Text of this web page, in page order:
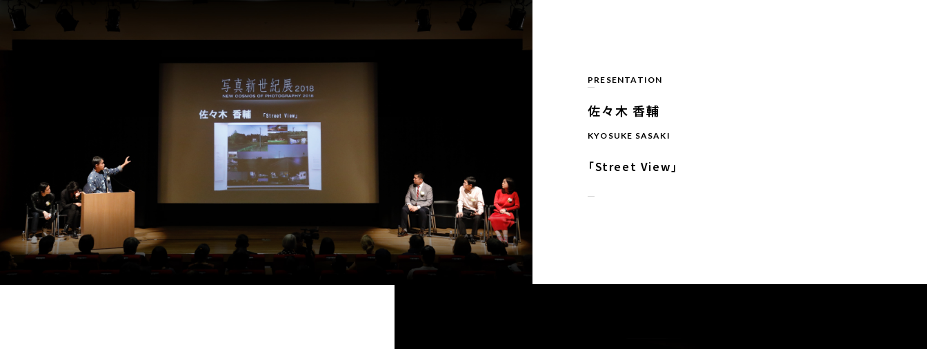
PRESENTATION
佐々木 香輔
KYOSUKE SASAKI
「Street View」